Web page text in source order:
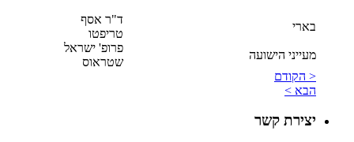
בארי
ד"ר אסף
טריפטו
מעייני הישועה
פרופ' ישראל
שטראוס
< הקודם
הבא >
יצירת קשר